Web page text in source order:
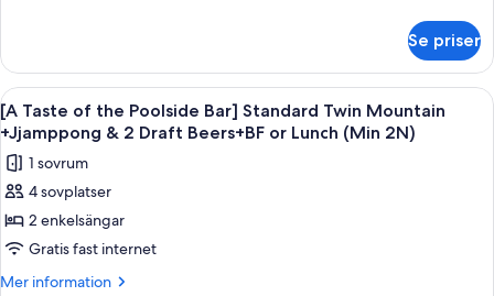
Standard
Double
Mountain+Jjamppong&2
Draft
Beers+BF
or
Lunch
(Min
2N)
Taste
of
the
Poolside
Bar]
Standard
Double
Mountain+Jjamppong&2
Draft
Beers+BF
Lunch
Se priser
Öppna
alla
foton
för
[A
Taste
of
the
En skål med fisk- och
5
[A Taste of the Poolside Bar] Standard Twin Mountain
+Jjamppong & 2 Draft Beers+BF or Lunch (Min 2N)
1 sovrum
4 sovplatser
2 enkelsängar
Gratis fast internet
Mer information
Mer